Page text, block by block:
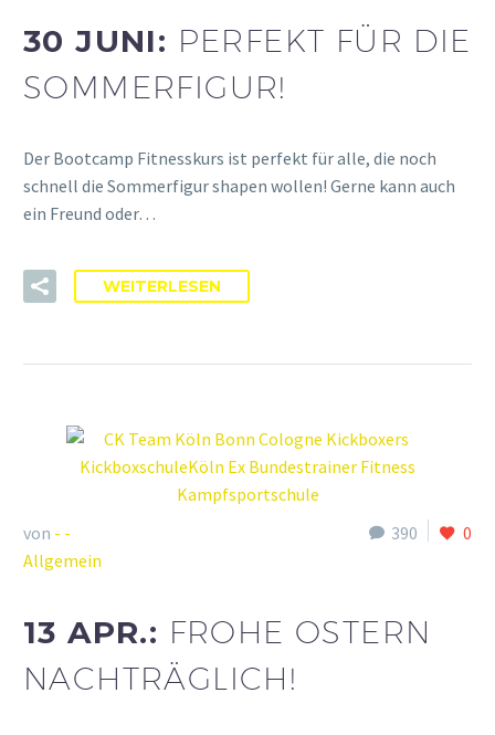
30 JUNI: PERFEKT FÜR DIE
SOMMERFIGUR!
Der Bootcamp Fitnesskurs ist perfekt für alle, die noch
schnell die Sommerfigur shapen wollen! Gerne kann auch
ein Freund oder…
WEITERLESEN
390 0
von - -
Allgemein
13 APR.: FROHE OSTERN
NACHTRÄGLICH!